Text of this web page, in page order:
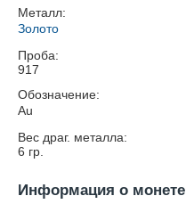
Металл:
Золото
Проба:
917
Обозначение:
Au
Вес драг. металла:
6 гр.
Информация о монете